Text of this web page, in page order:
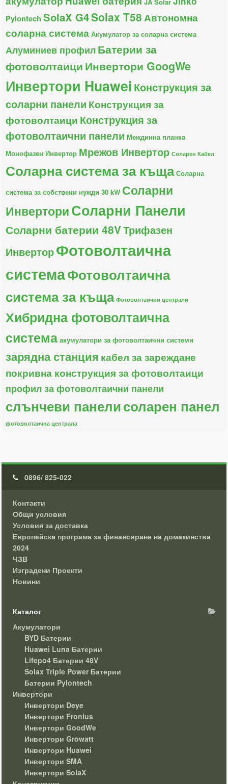
Pylontech SolaX G4Solax T58 Автономна
соларна система Акумулатор за соларна система
Алуминиев профилБатерии за
фотоволтаици Инвертори GoogWe
Инвертори Huawei Конструкция за
соларни панели Конструкция за
фотоволтаици Конструкция за
фотоволтаични панели Междинна планка
Монофазен Инвертор Мрежов Инвертор Соларен Кабел
Соларна система за къща Соларна
система за собствени нужди 30 kW Соларни
ИнверториСоларни Панели
Соларни батерии 48VТрифазен
ИнверторФотоволтаична
системаФотоволтаична
система за къща Фотоволтаични централи
Хибридна фотоволтаична
система акумулатори за фотоволтаични системи
зарядна станция кабел за зареждане
покривна конструкция за фотоволтаици
профил за фотоволтаични панели
слънчеви панелисоларен панел
фотоволтаична централа
0896/ 825-022
Контакти
Общи условия
Условия за доставка
Европейска програма за финансиране на домакинства
2024
ЧЗВ
Изградени Проекти
Новини
Каталог
Акумулатори
BYD Батерии
Huawei Luna Батерии
Lifepo4 Батерии 48V
Solax Triple Power Батерии
Батерии Pylontech
Инвертори
Инвертори Deye
Инвертори Fronius
Инвертори GoodWe
Инвертори Growatt
Инвертори Huawei
Инвертори SMA
Инвертори SolaX